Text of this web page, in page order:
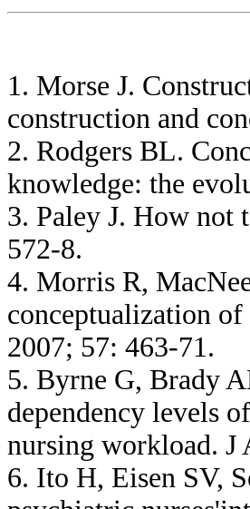
1. Morse J.
construction and
2. Rodgers BL.
knowledge: the
3. Paley J. How not
572-8.
4. Morris R,
conceptualization
2007; 57: 463-71.
5. Byrne G, Brady
dependency levels
nursing workload. J
6. Ito H, Eisen SV,